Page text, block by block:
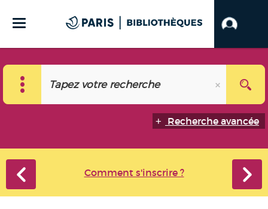
Recherche avancée
Comment s'inscrire ?